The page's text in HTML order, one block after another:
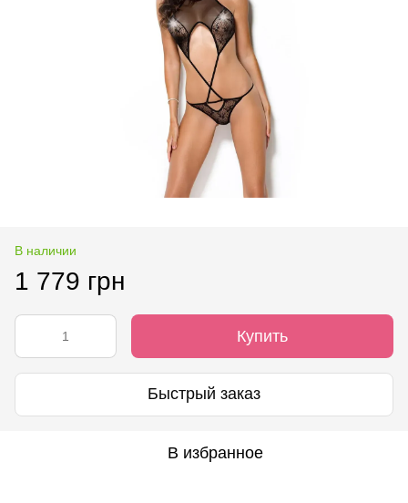
В наличии
1 779 грн
Купить
Быстрый заказ
В избранное